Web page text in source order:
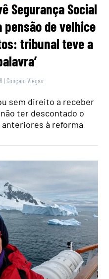
Segurança Social
de velhice
tribunal teve a
| Gonçalo Viegas
sem direito a receber
ter descontado o
à reforma